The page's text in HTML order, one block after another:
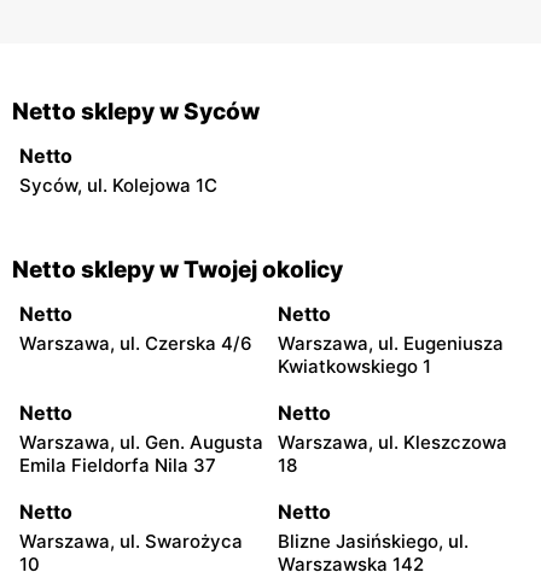
Netto sklepy w Syców
Netto
Syców, ul. Kolejowa 1C
Netto sklepy w Twojej okolicy
Netto
Warszawa, ul. Czerska 4/6
Netto
Warszawa, ul. Eugeniusza
Kwiatkowskiego 1
Netto
Warszawa, ul. Gen. Augusta
Emila Fieldorfa Nila 37
Netto
Warszawa, ul. Kleszczowa
18
Netto
Warszawa, ul. Swarożyca
10
Netto
Blizne Jasińskiego, ul.
Warszawska 142